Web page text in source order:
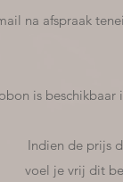
na afspraak
is
Indien de prijs
voel je vrij dit